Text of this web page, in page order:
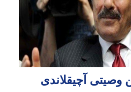
وصیتی آچیقلاندی